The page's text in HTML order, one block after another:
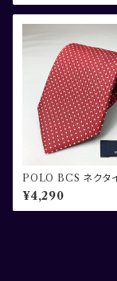
POLO BCS ネクタ
¥4,290